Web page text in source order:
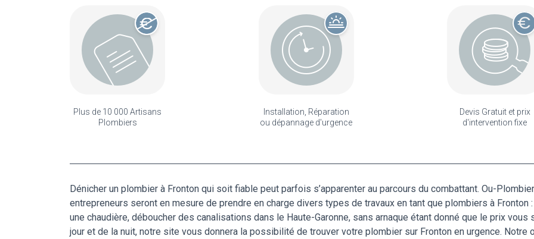
Plus de 10 000 Artisans
Plombiers
Installation, Réparation
ou dépannage d'urgence
Devis Gratuit et prix
d'intervention fixe
Dénicher un plombier à Fronton qui soit fiable peut parfois s’apparenter au parcours du combattant. Ou-
entrepreneurs seront en mesure de prendre en charge divers types de travaux en tant que plombiers à Fronton
une chaudière, déboucher des canalisations dans le Haute-Garonne, sans arnaque étant donné que le prix vous
jour et de la nuit, notre site vous donnera la possibilité de trouver votre plombier sur Fronton en urgence.